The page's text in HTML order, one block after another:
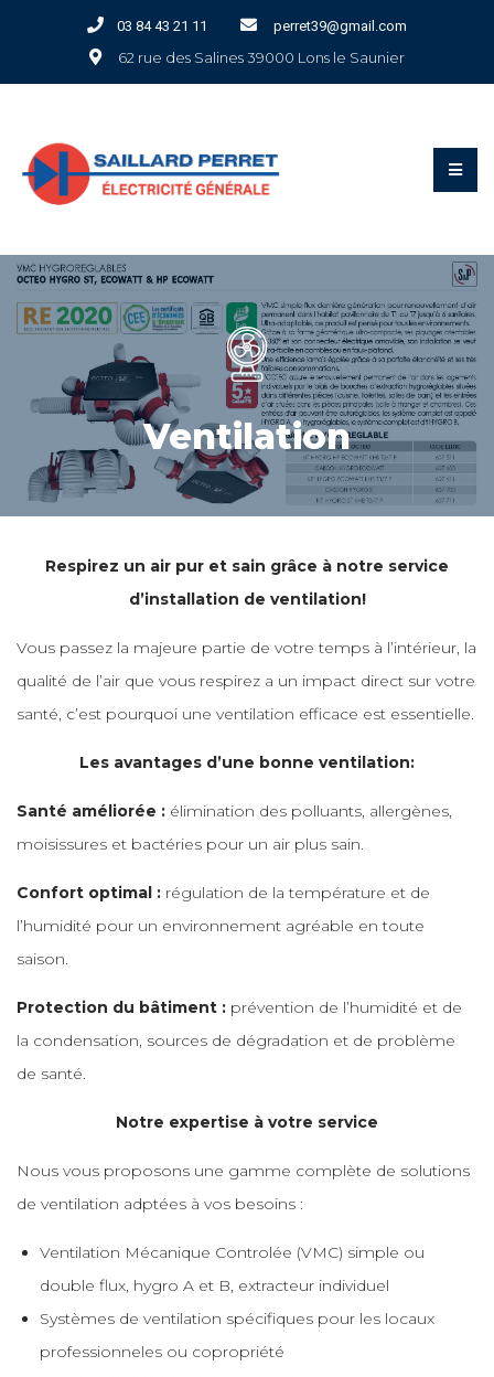
03 84 43 21 11 perret39@gmail.com
62 rue des Salines 39000 Lons le Saunier
Ventilation
Respirez un air pur et sain grâce à notre service
d’installation de ventilation!
Vous passez la majeure partie de votre temps à l’intérieur, la
qualité de l’air que vous respirez a un impact direct sur votre
santé, c’est pourquoi une ventilation efficace est essentielle.
Les avantages d’une bonne ventilation:
Santé améliorée : élimination des polluants, allergènes,
moisissures et bactéries pour un air plus sain.
Confort optimal : régulation de la température et de
l’humidité pour un environnement agréable en toute
saison.
Protection du bâtiment : prévention de l’humidité et de
la condensation, sources de dégradation et de problème
de santé.
Notre expertise à votre service
Nous vous proposons une gamme complète de solutions
de ventilation adptées à vos besoins :
Ventilation Mécanique Controlée (VMC) simple ou
double flux, hygro A et B, extracteur individuel
Systèmes de ventilation spécifiques pour les locaux
professionneles ou copropriété